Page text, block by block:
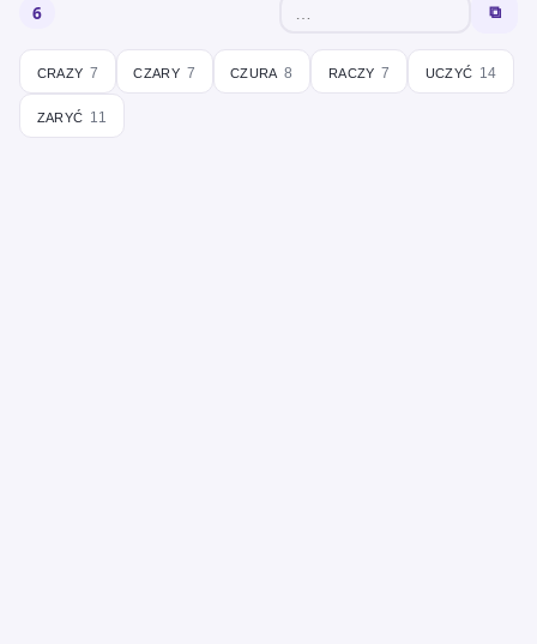
6 ⧉
crazy 7 czary 7 czura 8 raczy 7 uczyć 14
zaryć 11